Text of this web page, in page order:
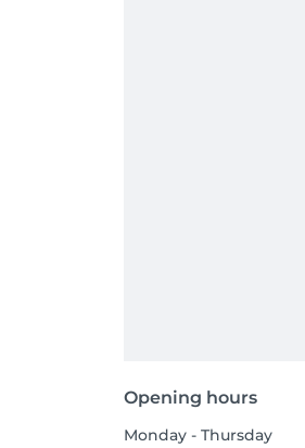
Opening hours
Monday - Thursday